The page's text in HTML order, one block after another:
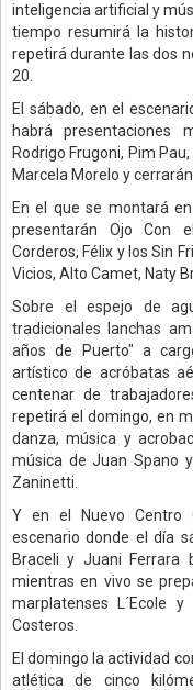
inteligencia artificial y
tiempo resumirá la
repetirá durante las dos
20.
El sábado, en el
habrá presentaciones
Rodrigo Frugoni, Pim
Marcela Morelo y
En el que se montará
presentarán Ojo Con
Corderos, Félix y los Sin
Vicios, Alto Camet, Naty
Sobre el espejo de
tradicionales lanchas
años de Puerto" a
artístico de acróbatas
centenar de
repetirá el domingo, en
danza, música y
música de Juan Spano
Zaninetti.
Y en el Nuevo Centro
escenario donde el día
Braceli y Juani Ferrara
mientras en vivo se
marplatenses L´Ecole
Costeros.
El domingo la actividad
atlética de cinco